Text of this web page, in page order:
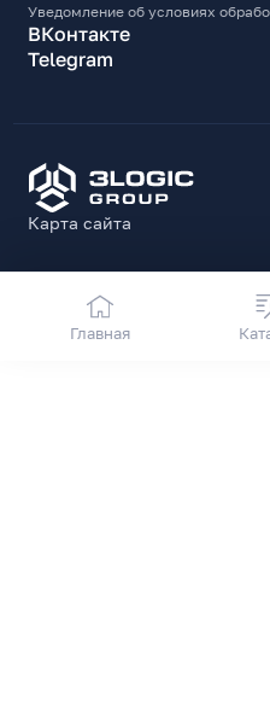
Уведомление об условиях
ВКонтакте
Telegram
Карта сайта
Главная